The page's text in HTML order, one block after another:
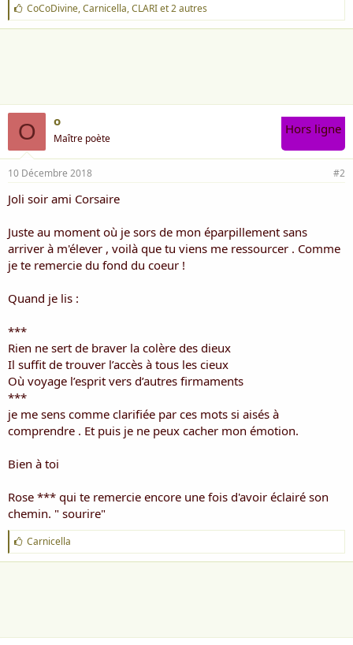
J
'
a
CoCoDivine,Carnicella,CLARIet 2 autres
O o
Maître poète
Hors ligne
10 Décembre 2018 #2
Joli soir ami Corsaire
Juste au moment où je sors de mon éparpillement sans
arriver à m'élever , voilà que tu viens me ressourcer . Comme
je te remercie du fond du coeur !
Quand je lis :
***
Rien ne sert de braver la colère des dieux
Il suﬃt de trouver l’accès à tous les cieux
Où voyage l’esprit vers d’autres ﬁrmaments
***
je me sens comme clarifiée par ces mots si aisés à
comprendre . Et puis je ne peux cacher mon émotion.
Bien à toi
Rose *** qui te remercie encore une fois d'avoir éclairé son
chemin. " sourire"
J
'
a
Carnicella